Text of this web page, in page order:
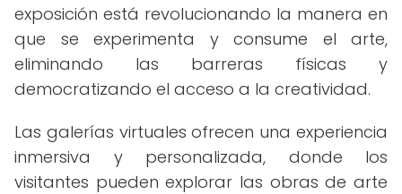
exposición está revolucionando la manera en
que se experimenta y consume el arte,
eliminando las barreras físicas y
democratizando el acceso a la creatividad.
Las galerías virtuales ofrecen una experiencia
inmersiva y personalizada, donde los
visitantes pueden explorar las obras de arte